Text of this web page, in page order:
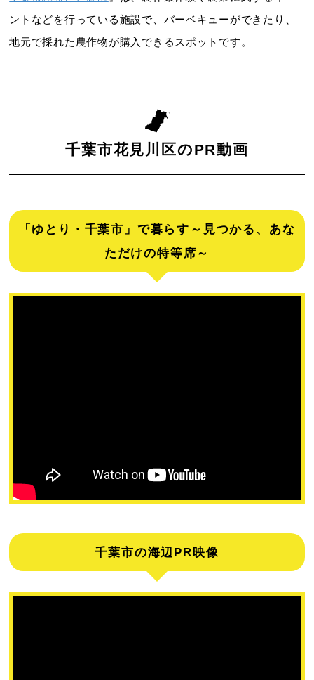
ントなどを行っている施設で、バーベキューができたり、
地元で採れた農作物が購入できるスポットです。
千葉市花見川区のPR動画
「ゆとり・千葉市」で暮らす～見つかる、あな
ただけの特等席～
千葉市の海辺PR映像